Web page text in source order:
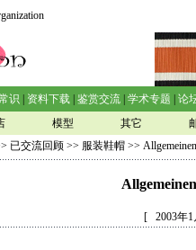
识 资料下载 鉴赏交流 学术专题
论
模型 其它
已交流回顾 >> 服装鞋帽 >>
[ 2003年1